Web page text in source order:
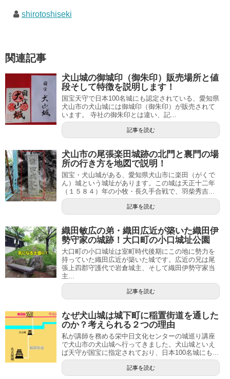
shirotoshiseki
関連記事
犬山城の御城印（御朱印）販売場所と値
段そして特徴を説明します！
国宝天守で日本100名城にも認定されている、愛知県
犬山市の犬山城には御城印（御朱印）が販売されて
います。 寺社の御朱印とは違い、記...
記事を読む
犬山市の尾張楽田城跡の北門と裏門の場
所の行き方を地図で説明！
国宝・犬山城がある、愛知県犬山市に楽田（がくで
ん）城という城址があります。この城は天正十二年
（１５８４）年の小牧・長久手合戦で、羽柴秀吉...
記事を読む
織田敏広の弟・織田広近が築いた織田伊
勢守家の城跡！大口町の小口城址公園
大口町の小口城址は室町時代後期にこの地に勢力を
持っていた織田広近が築いた城です。広近の兄は尾
張上四郡守護代で岩倉城主、そして織田伊勢守家当
主...
記事を読む
なぜ犬山城は城下町に稲置街道を通した
のか？考えられる２つの理由
私が講師を務める栄中日文化センターの城巡り講座
で犬山市の犬山城へ行ってきました。犬山城といえ
ば天守が国宝に指定されており、日本100名城にも...
記事を読む